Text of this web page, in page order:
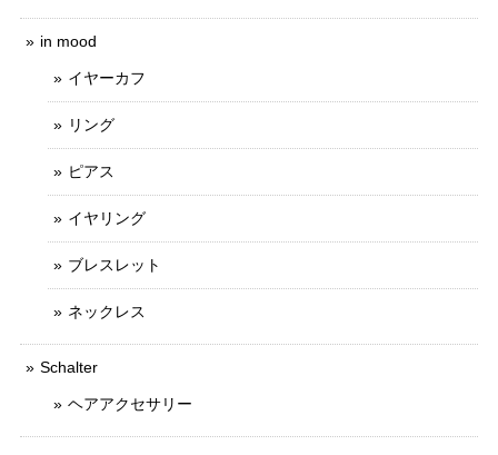
in mood
イヤーカフ
リング
ピアス
イヤリング
ブレスレット
ネックレス
Schalter
ヘアアクセサリー